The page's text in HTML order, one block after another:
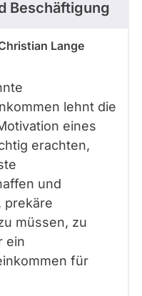
Beschäftigung
Lange
lehnt die
eines
erachten,
und
prekäre
müssen, zu
ein
für